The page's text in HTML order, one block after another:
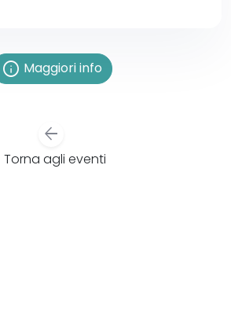
info Maggiori info
arrow_back
Torna agli eventi